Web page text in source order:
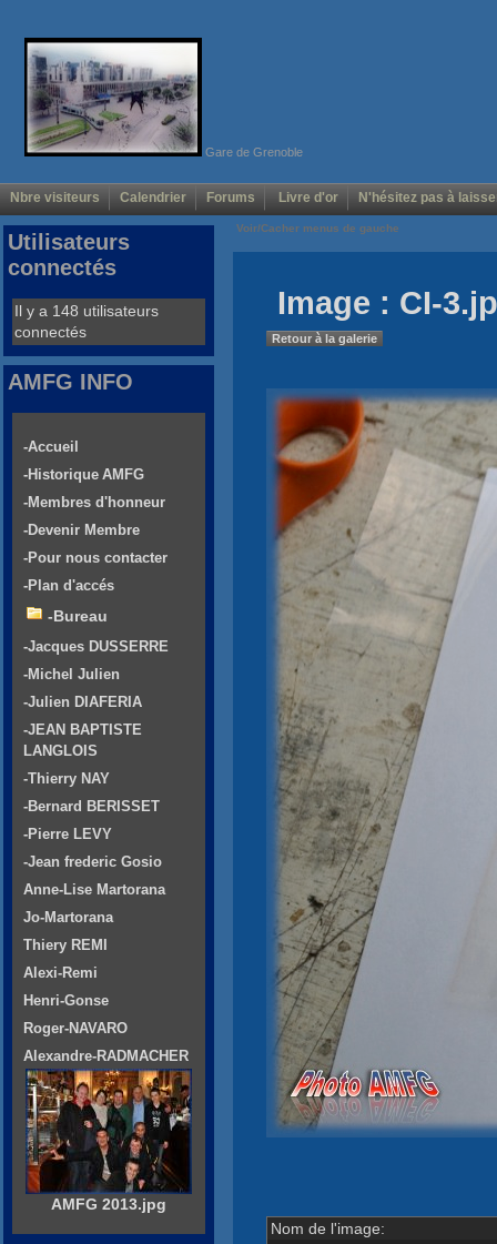
Gare de Grenoble
Nbre visiteurs Calendrier Forums Livre d'or N'hésitez pas à
Voir/Cacher menus de gauche
Image : CI-
Retour à la galerie
Nom de l'image:
Utilisateurs
connectés
Il y a 148 utilisateurs
connectés
AMFG INFO
-Accueil
-Historique AMFG
-Membres d'honneur
-Devenir Membre
-Pour nous contacter
-Plan d'accés
-Bureau
-Jacques DUSSERRE
-Michel Julien
-Julien DIAFERIA
-JEAN BAPTISTE
LANGLOIS
-Thierry NAY
-Bernard BERISSET
-Pierre LEVY
-Jean frederic Gosio
Anne-Lise Martorana
Jo-Martorana
Thiery REMI
Alexi-Remi
Henri-Gonse
Roger-NAVARO
Alexandre-RADMACHER
AMFG 2013.jpg